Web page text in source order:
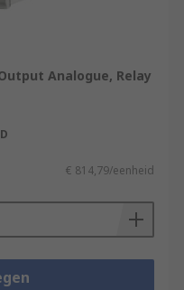
Analogue, Relay
€ 814,79/eenheid